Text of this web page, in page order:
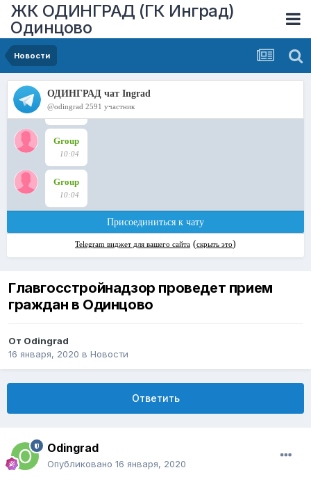
ЖК ОДИНГРАД (ГК Инград)
Одинцово
Новости
Главгосстройнадзор проведет прием
граждан в Одинцово
От Odingrad
16 января, 2020 в Новости
Ответить
Odingrad
Опубликовано 16 января, 2020